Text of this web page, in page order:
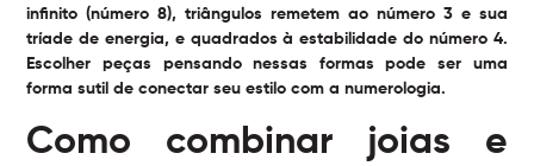
infinito (número 8), triângulos remetem ao número 3 e sua
tríade de energia, e quadrados à estabilidade do número 4.
Escolher peças pensando nessas formas pode ser uma
forma sutil de conectar seu estilo com a numerologia.
Como combinar joias e